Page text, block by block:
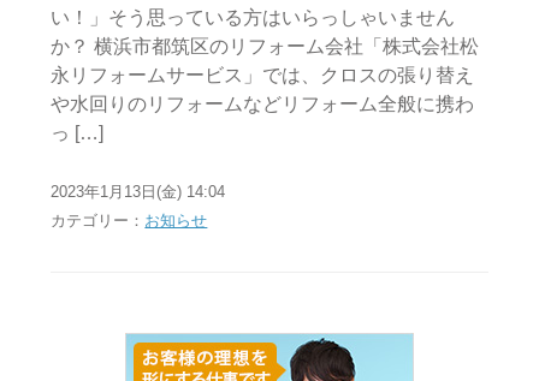
い！」そう思っている方はいらっしゃいません
か？ 横浜市都筑区のリフォーム会社「株式会社松
永リフォームサービス」では、クロスの張り替え
や水回りのリフォームなどリフォーム全般に携わ
っ […]
2023年1月13日(金) 14:04
カテゴリー： お知らせ